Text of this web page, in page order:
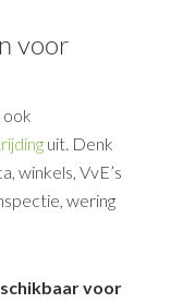
voor
uit. Denk
winkels, VvE’s
wering
voor